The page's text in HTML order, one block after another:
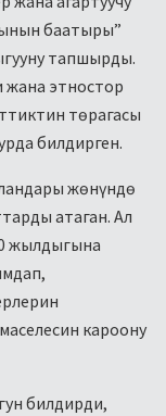
баатыры”
тапшырды.
жана этностор
төрагасы
билдирген.
жөнүндө
атаган. Ал
жылдыгына
кароону
билдирди,